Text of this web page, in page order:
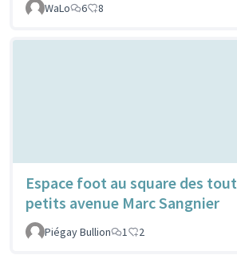
WaLo
6 8
Espace foot au square des tout
petits avenue Marc Sangnier
Piégay Bullion
1 2